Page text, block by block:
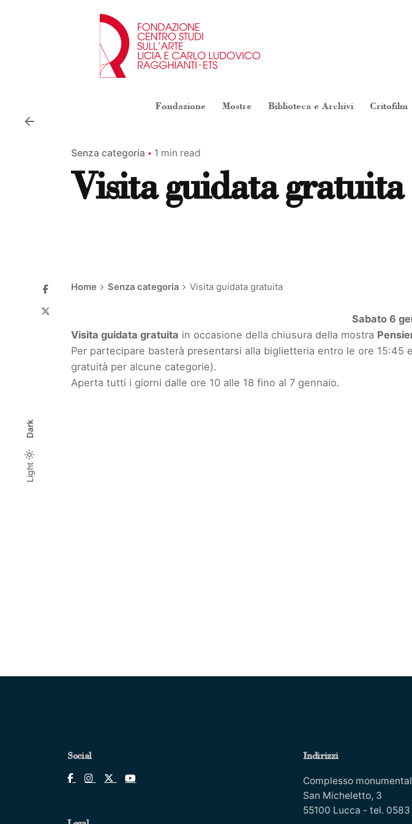
Light
Dark
Light
Dark
Fondazione Mostre Biblioteca e Archivi Critofilm
Senza categoria 1 min read
Visita guidata gratuita
Home Senza categoria Visita guidata gratuita
Sabato 6
Visita guidata gratuita in occasione della chiusura della mostra
Per partecipare basterà presentarsi alla biglietteria entro le ore
gratuità per alcune categorie).
Aperta tutti i giorni dalle ore 10 alle 18 fino al 7 gennaio.
Social Indirizzi
Complesso
San Micheletto, 3
55100 Lucca - tel.